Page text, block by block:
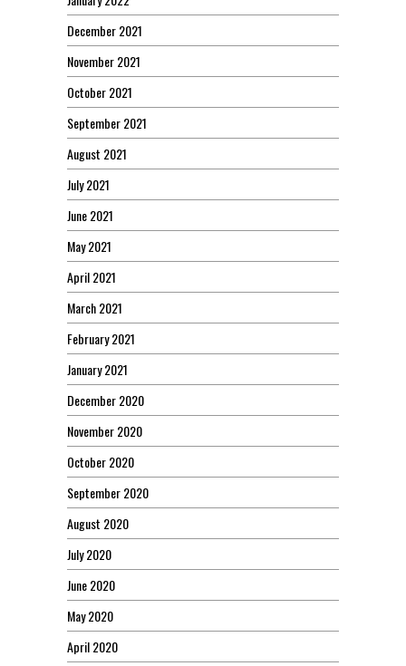
December 2021
November 2021
October 2021
September 2021
August 2021
July 2021
June 2021
May 2021
April 2021
March 2021
February 2021
January 2021
December 2020
November 2020
October 2020
September 2020
August 2020
July 2020
June 2020
May 2020
April 2020